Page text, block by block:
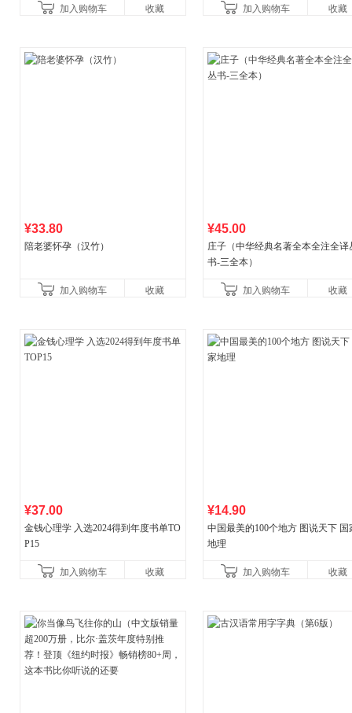
加入购物车 收藏
妙滋味！令人无法抗拒的
加入购物车 收藏
¥33.80
陪老婆怀孕（汉竹）
加入购物车 收藏
¥45.00
庄子（中华经典名著全本全注全译
书-三全本）
加入购物车 收藏
¥37.00
金钱心理学 入选2024得到年度书单TO
P15
加入购物车 收藏
¥14.90
中国最美的100个地方 图说天下 国
地理
加入购物车 收藏